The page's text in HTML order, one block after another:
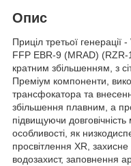
Опис
Приціл третьої
FFP EBR-9 (MRAD) (RZR-
кратним збільшенням, з
Преміум компоненти,
трансфокатора та
збільшення плавним, а
підвищуючи
особливості, як
просвітлення XR,
водозахист, заповнення